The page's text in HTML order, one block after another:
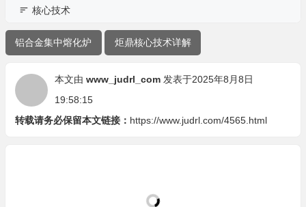
核心技术
铝合金集中熔化炉 炬鼎核心技术详解
本文由 www_judrl_com 发表于2025年8月8日
19:58:15
转载请务必保留本文链接： https://www.judrl.com/4565.html